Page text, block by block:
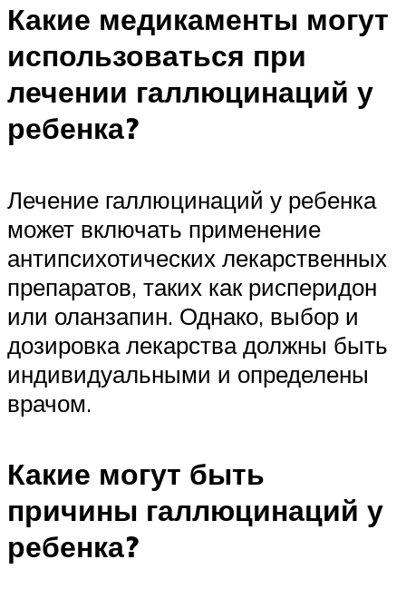
Какие медикаменты могут
использоваться при
лечении галлюцинаций у
ребенка?
Лечение галлюцинаций у ребенка
может включать применение
антипсихотических лекарственных
препаратов, таких как рисперидон
или оланзапин. Однако, выбор и
дозировка лекарства должны быть
индивидуальными и определены
врачом.
Какие могут быть
причины галлюцинаций у
ребенка?